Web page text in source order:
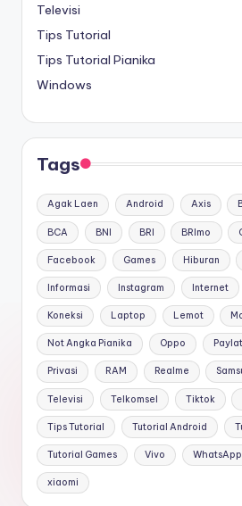
Televisi
Tips Tutorial
Tips Tutorial Pianika
Windows
Tags
Agak Laen Android Axis
BCA BNI BRI BRImo
Facebook Games Hiburan
Informasi Instagram Internet
Koneksi Laptop Lemot
Not Angka Pianika Oppo
Privasi RAM Realme
Televisi Telkomsel Tiktok
Tips Tutorial Tutorial Android
Tutorial Games Vivo WhatsApp
xiaomi